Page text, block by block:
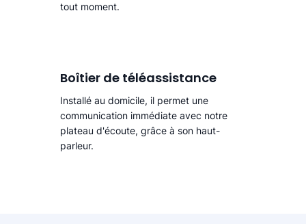
tout moment.
Boîtier de téléassistance
Installé au domicile, il permet une
communication immédiate avec notre
plateau d'écoute, grâce à son haut-
parleur.